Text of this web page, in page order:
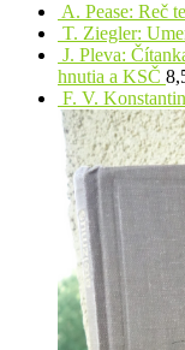
A. Pease: Reč
T. Ziegler:
J. Pleva:
hnutia a KSČ
F. V.